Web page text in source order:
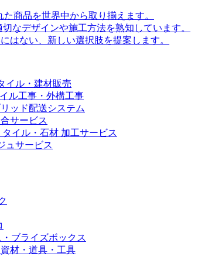
た商品を世界中から取り揃えます。
なデザインや施工方法を熟知しています。
はない、新しい選択肢を提案します。
イル・建材販売
ル工事・外構工事
ッド配送システム
サービス
タイル・石材 加工サービス
ュサービス
ブライズボックス
材・道具・工具